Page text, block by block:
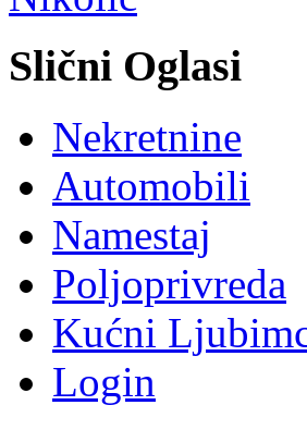
Slični Oglasi
Nekretnine
Automobili
Namestaj
Poljoprivreda
Kućni
Login